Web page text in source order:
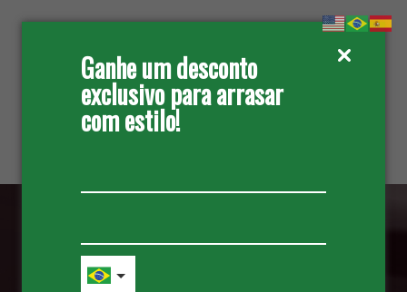
Ganhe um desconto
exclusivo para arrasar
com estilo!
AERADORES E
MISTURADORES